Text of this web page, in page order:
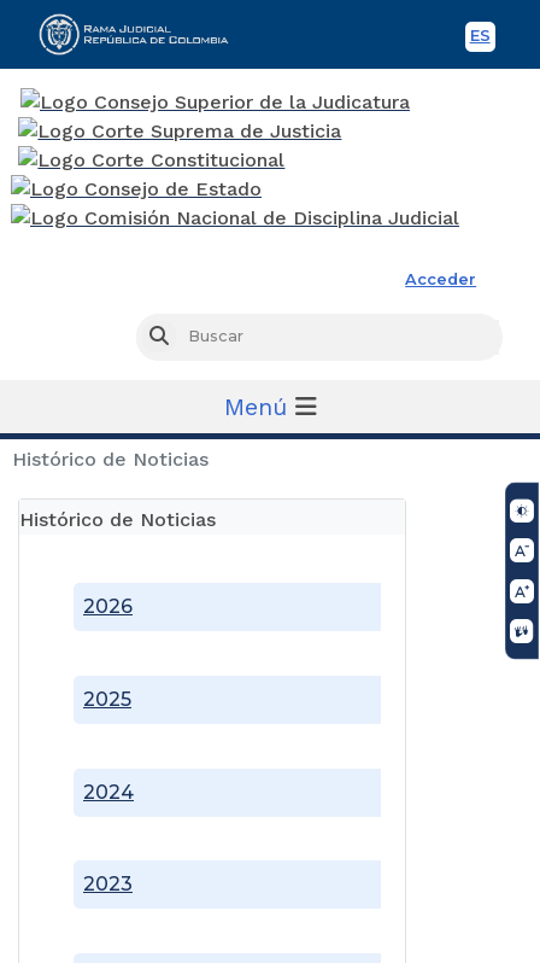
ES
Acceder
Buscar
Menú
Histórico de Noticias
Histórico de Noticias
2023
2024
2025
2026